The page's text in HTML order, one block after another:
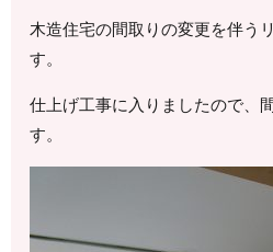
木造住宅の間取りの変更を伴う
す。
仕上げ工事に入りましたので、
す。